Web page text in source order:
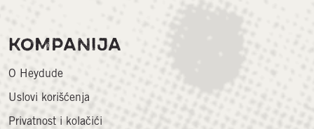
KOMPANIJA
O Heydude
Uslovi korišćenja
Privatnost i kolačići